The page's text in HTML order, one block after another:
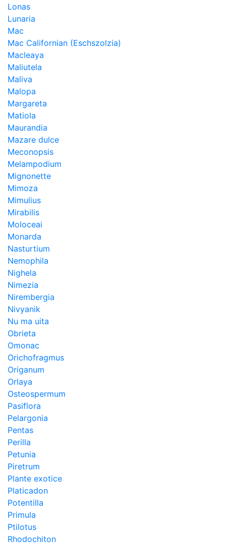
Lonas
Lunaria
Mac
Mac Californian (Eschszolzia)
Macleaya
Maliutela
Maliva
Malopa
Margareta
Matiola
Maurandia
Mazare dulce
Meconopsis
Melampodium
Mignonette
Mimoza
Mimulius
Mirabilis
Moloceai
Monarda
Nasturtium
Nemophila
Nighela
Nimezia
Nirembergia
Nivyanik
Nu ma uita
Obrieta
Omonac
Orichofragmus
Origanum
Orlaya
Osteospermum
Pasiflora
Pelargonia
Pentas
Perilla
Petunia
Piretrum
Plante exotice
Platicadon
Potentilla
Primula
Ptilotus
Rhodochiton